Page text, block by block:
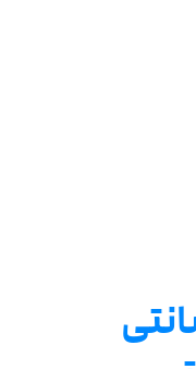
10 سانتی